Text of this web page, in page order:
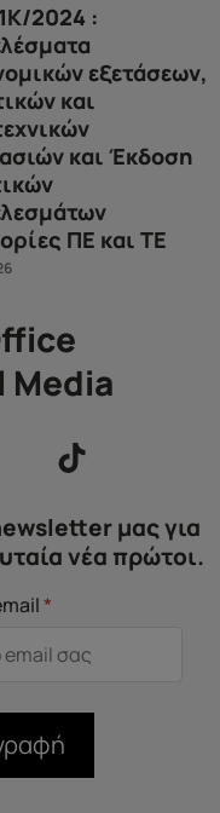
2024 :
εξετάσεων,
και
και Έκδοση
ΠΕ και ΤΕ
Media
μας για
νέα πρώτοι.
*